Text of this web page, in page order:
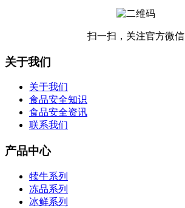
扫一扫，关注官方微信
关于我们
关于我们
食品安全知识
食品安全资讯
联系我们
产品中心
犊牛系列
冻品系列
冰鲜系列